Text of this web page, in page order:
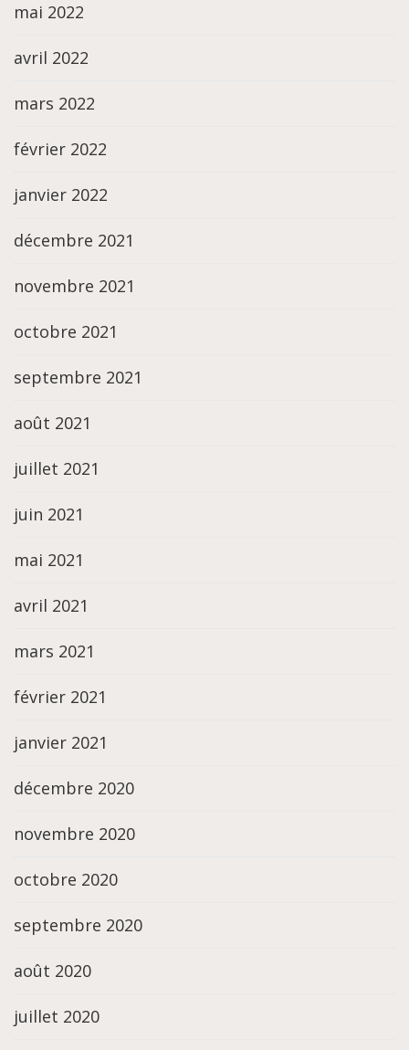
mai 2022
avril 2022
mars 2022
février 2022
janvier 2022
décembre 2021
novembre 2021
octobre 2021
septembre 2021
août 2021
juillet 2021
juin 2021
mai 2021
avril 2021
mars 2021
février 2021
janvier 2021
décembre 2020
novembre 2020
octobre 2020
septembre 2020
août 2020
juillet 2020